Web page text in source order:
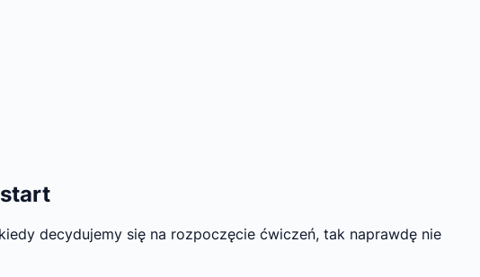
decydujemy się na rozpoczęcie ćwiczeń, tak naprawdę nie